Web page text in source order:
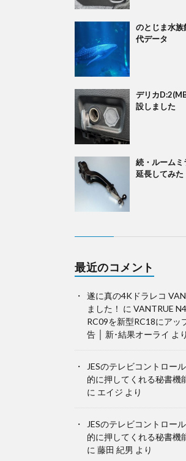
のとじま水
代データ
デリカ
設しました
続・ルーム
延長してみた
最近のコメント
遂に真の4Kドラレコ
ました！ に VANTRUE
RC09を新型RC18にアッ
告 │ 新･結果オーライ より
JESのテレビコントロー
的に押してくれる秘書機
に エイジ より
JESのテレビコントロー
的に押してくれる秘書機
に 藤田 紀男 より